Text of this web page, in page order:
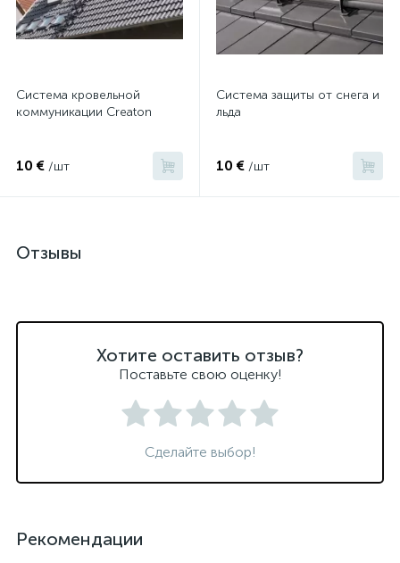
Система кровельной
коммуникации Сreaton
10 € /шт
Система защиты от снега и
льда
10 € /шт
Отзывы
Хотите оставить отзыв?
Поставьте свою оценку!
Сделайте выбор!
Рекомендации